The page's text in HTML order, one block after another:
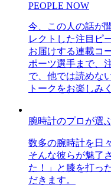
PEOPLE NOW
今、この人の話が
レクトした注目ピ
お届けする連載コ
ポーツ選手まで、
で、他では読めな
トークをお楽しみ
腕時計のプロが選
数多の腕時計を日
そんな彼らが魅了
た！」と膝を打っ
だきます。